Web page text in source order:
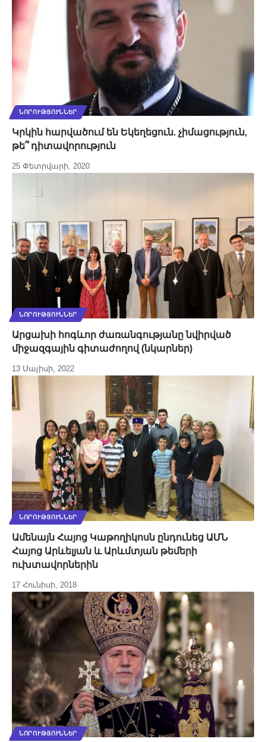
ՆՈՐՈՒԹՅՈՒՆՆԵՐ
Կրկին հարվածում են Եկեղեցուն. չիմացություն,
թե՞ դիտավորություն
25 Փետրվարի, 2020
ՆՈՐՈՒԹՅՈՒՆՆԵՐ
Արցախի հոգևոր ժառանգությանը նվիրված
միջազգային գիտաժողով (նկարներ)
13 Մայիսի, 2022
ՆՈՐՈՒԹՅՈՒՆՆԵՐ
Ամենայն Հայոց Կաթողիկոսն ընդունեց ԱՄՆ
Հայոց Արևելյան և Արևմտյան թեմերի
ուխտավորներին
17 Հունիսի, 2018
ՆՈՐՈՒԹՅՈՒՆՆԵՐ